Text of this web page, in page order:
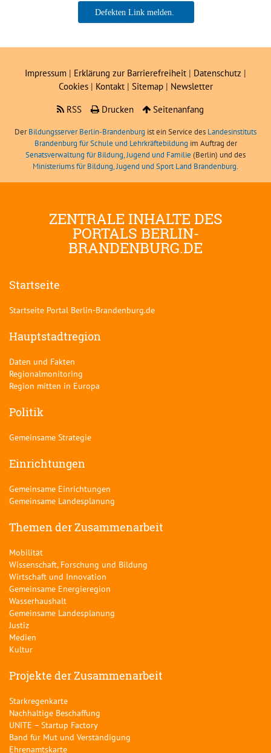
Anika Cichalla, LIBRA
Impressum | Erklärung zur Barrierefreiheit | Datenschutz |
Cookies| Kontakt | Sitemap| Newsletter
RSS
Drucken Seitenanfang
DerBildungsserver Berlin-Brandenburg ist ein Service des Landesinstituts
Brandenburg für Schule und Lehrkräftebildung im Auftrag der
Senatsverwaltung für Bildung, Jugend und Familie (Berlin) und des
Ministeriums für Bildung, Jugend und Sport Land Brandenburg.
ZENTRALE INHALTE DES
PORTALS BERLIN-
BRANDENBURG.DE
Startseite
Startseite Portal Berlin-Brandenburg.de
Hauptstadtregion
Daten und Fakten
Regionalmonitoring
Region mitten in Europa
Politik
Gemeinsame Strategie
Einrichtungen
Gemeinsame Einrichtungen
Gemeinsame Landesplanung
Themen der Zusammenarbeit
Mobilität
Wissenschaft, Forschung und Bildung
Wirtschaft und Innovation
Gemeinsame Energieregion
Wasserhaushalt
Gemeinsame Landesplanung
Justiz
Medien
Kultur
Projekte der Zusammenarbeit
Starkregenkarte
Nachhaltige Beschaffung
UNITE – Startup Factory
Band für Mut und Verständigung
Ehrenamtskarte